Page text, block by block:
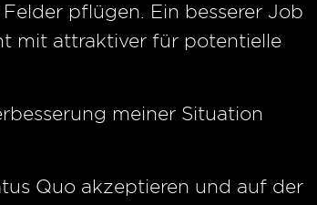
pflügen. Ein besserer Job
mit attraktiver für potentielle
meiner Situation
Quo akzeptieren und auf der